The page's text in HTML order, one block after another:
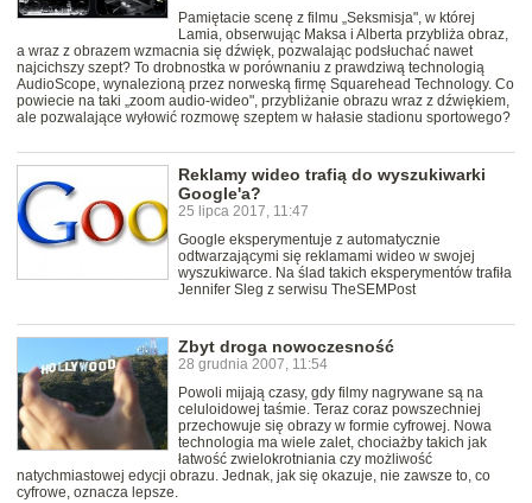
Pamiętacie scenę z filmu „Seksmisja", w której
Lamia, obserwując Maksa i Alberta przybliża obraz,
a wraz z obrazem wzmacnia się dźwięk, pozwalając podsłuchać nawet
najcichszy szept? To drobnostka w porównaniu z prawdziwą technologią
AudioScope, wynalezioną przez norweską firmę Squarehead Technology. Co
powiecie na taki „zoom audio-wideo", przybliżanie obrazu wraz z dźwiękiem,
ale pozwalające wyłowić rozmowę szeptem w hałasie stadionu sportowego?
Reklamy wideo trafią do wyszukiwarki
Google'a?
25 lipca 2017, 11:47
Google eksperymentuje z automatycznie
odtwarzającymi się reklamami wideo w swojej
wyszukiwarce. Na ślad takich eksperymentów trafiła
Jennifer Sleg z serwisu TheSEMPost
Zbyt droga nowoczesność
28 grudnia 2007, 11:54
Powoli mijają czasy, gdy filmy nagrywane są na
celuloidowej taśmie. Teraz coraz powszechniej
przechowuje się obrazy w formie cyfrowej. Nowa
technologia ma wiele zalet, chociażby takich jak
łatwość zwielokrotniania czy możliwość
natychmiastowej edycji obrazu. Jednak, jak się okazuje, nie zawsze to, co
cyfrowe, oznacza lepsze.